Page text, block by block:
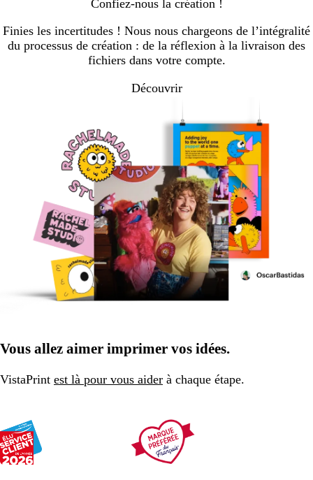
Confiez-nous la création !
Finies les incertitudes ! Nous nous chargeons de l’intégralité
du processus de création : de la réflexion à la livraison des
fichiers dans votre compte.
Découvrir
Vous allez aimer imprimer vos idées.
VistaPrint est là pour vous aider à chaque étape.